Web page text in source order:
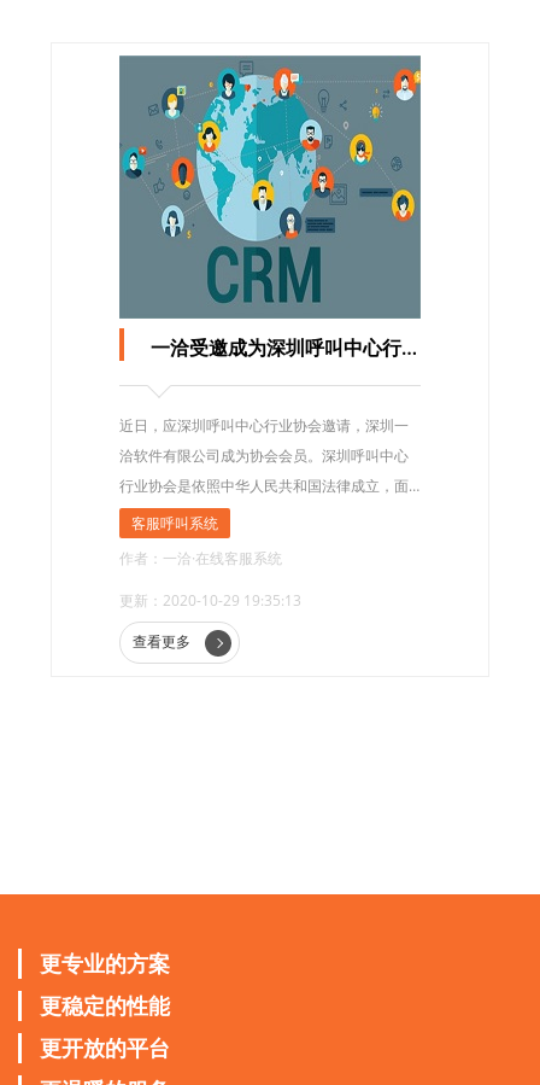
一洽受邀成为深圳呼叫中心行业协会会员
近日，应深圳呼叫中心行业协会邀请，深圳一
洽软件有限公司成为协会会员。深圳呼叫中心
行业协会是依照中华人民共和国法律成立，面
向深圳市从事呼叫中心、在线客服系统、通讯
社团组织
客服呼叫系统
作者：一洽·在线客服系统
更新：2020-10-29 19:35:13
查看更多
更专业的方案
更稳定的性能
更开放的平台